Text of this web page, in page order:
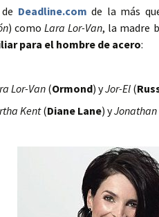
Deadline.com de la más
) comoLara Lor-Van, la madre
para el hombre de acero:
Lor-Van (Ormond) yJor-El (
Kent(Diane Lane) yJonathan